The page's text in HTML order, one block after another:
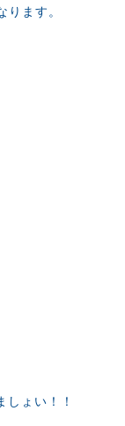
ます。
ょい！！